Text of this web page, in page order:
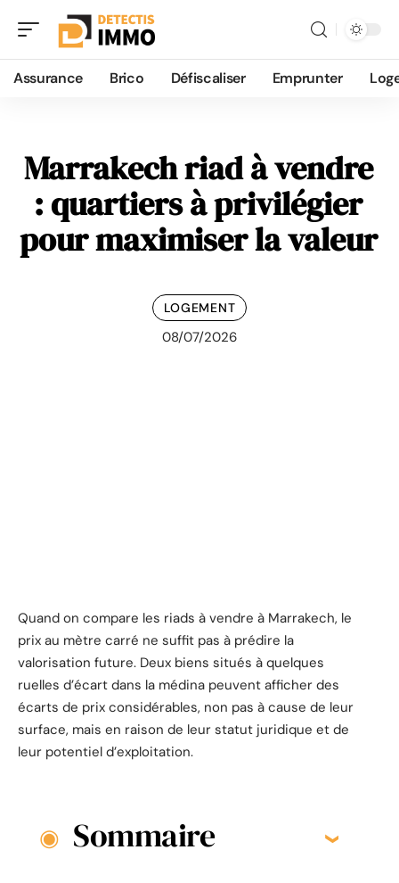
Assurance Brico Défiscaliser Emprunter
Marrakech riad à vendre
: quartiers à privilégier
pour maximiser la valeur
LOGEMENT
08/07/2026
Quand on compare les riads à vendre à Marrakech, le
prix au mètre carré ne suffit pas à prédire la
valorisation future. Deux biens situés à quelques
ruelles d’écart dans la médina peuvent afficher des
écarts de prix considérables, non pas à cause de leur
surface, mais en raison de leur statut juridique et de
leur potentiel d’exploitation.
Sommaire